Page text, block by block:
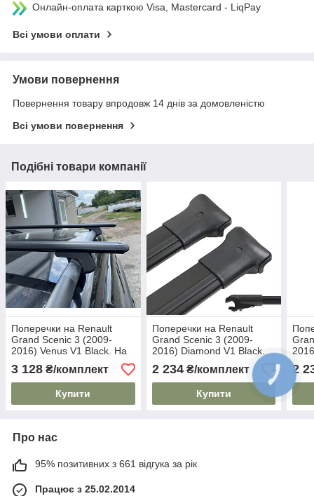
Онлайн-оплата карткою Visa, Mastercard - LiqPay
Всі умови оплати
Умови повернення
Повернення товару впродовж 14 днів за домовленістю
Всі умови повернення
Подібні товари компанії
Поперечки на Renault
Grand Scenic 3 (2009-
2016) Venus V1 Black. На
стандартні рейлінги. Без
замка. Чорні
3 128 ₴/комплект
Купити
Поперечки на Renault
Grand Scenic 3 (2009-
2016) Diamond V1 Black.
На стандартні рейлінги.
Без замка. Чорні
2 234₴/комплект
Купити
На
Без
2
Про нас
95% позитивних з 661 відгука за рік
Працює з 25.02.2014